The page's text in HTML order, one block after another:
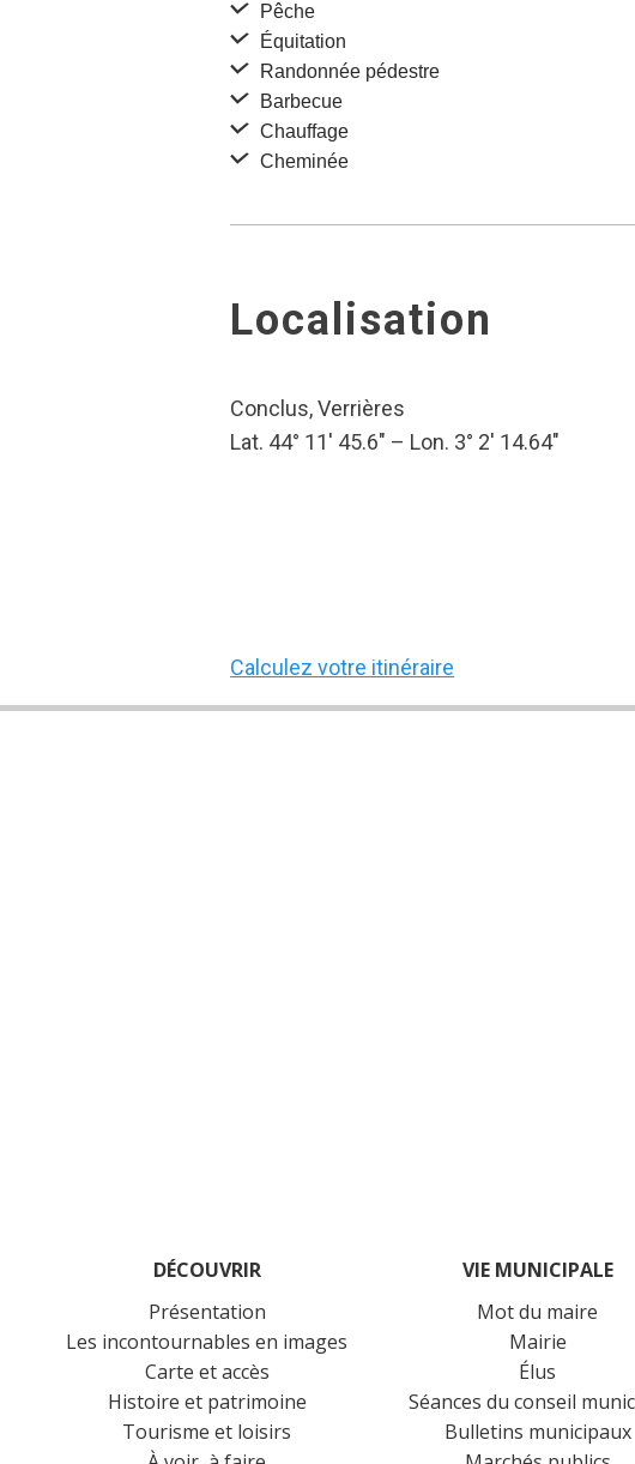
Pêche
Équitation
Randonnée pédestre
Barbecue
Chauffage
Cheminée
Localisation
Conclus, Verrières
Lat. 44° 11′ 45.6″ – Lon. 3° 2′ 14.64″
Calculez votre itinéraire
DÉCOUVRIR
Présentation
Les incontournables en images
Carte et accès
Histoire et patrimoine
Tourisme et loisirs
VIE MUNICIPALE
Mot du maire
Mairie
Élus
Séances du conseil
Bulletins municipaux